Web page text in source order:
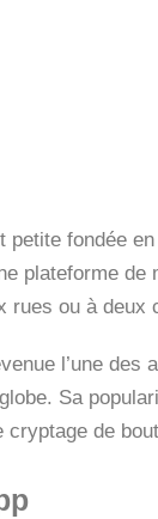
fondée
plateforme
rues ou à deux
l’une
Sa
de